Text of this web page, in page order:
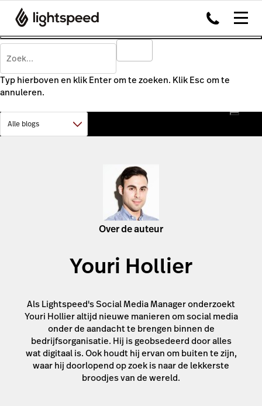
Typ hierboven en klik Enter om te zoeken. Klik Esc om te
annuleren.
Over de auteur
Youri Hollier
Als Lightspeed's Social Media Manager onderzoekt
Youri Hollier altijd nieuwe manieren om social media
onder de aandacht te brengen binnen de
bedrijfsorganisatie. Hij is geobsedeerd door alles
wat digitaal is. Ook houdt hij ervan om buiten te zijn,
waar hij doorlopend op zoek is naar de lekkerste
broodjes van de wereld.